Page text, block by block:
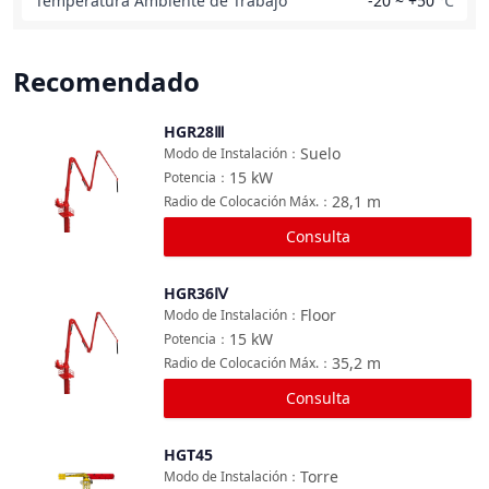
Recomendado
HGR28Ⅲ
Suelo
Modo de Instalación ：
15 kW
Potencia ：
28,1 m
Radio de Colocación Máx. ：
Consulta
HGR36Ⅳ
Floor
Modo de Instalación ：
15 kW
Potencia ：
35,2 m
Radio de Colocación Máx. ：
Consulta
HGT45
Torre
Modo de Instalación ：